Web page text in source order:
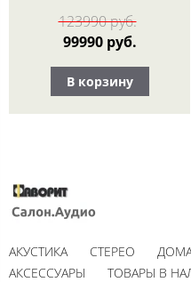
123990 руб.
99990 руб.
В корзину
АКУСТИКА СТЕРЕО
АКСЕССУАРЫ
ТОВАРЫ В